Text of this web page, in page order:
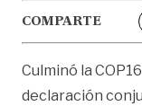
COMPARTE
Culminó la
declaración